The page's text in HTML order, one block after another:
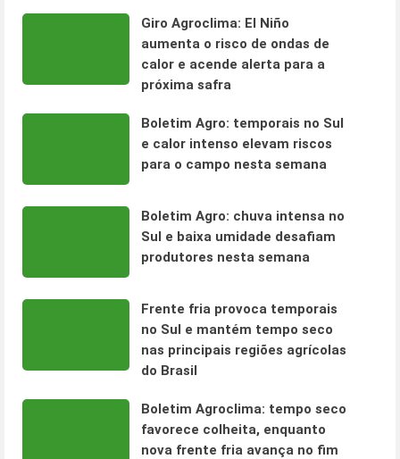
Giro Agroclima: El Niño
aumenta o risco de ondas de
calor e acende alerta para a
próxima safra
Boletim Agro: temporais no Sul
e calor intenso elevam riscos
para o campo nesta semana
Boletim Agro: chuva intensa no
Sul e baixa umidade desafiam
produtores nesta semana
Frente fria provoca temporais
no Sul e mantém tempo seco
nas principais regiões agrícolas
do Brasil
Boletim Agroclima: tempo seco
favorece colheita, enquanto
nova frente fria avança no fim